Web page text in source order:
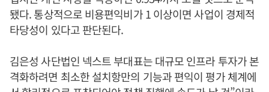
됐다. 통상적으로 비용편익비가 1 이상이면 사업이 경제적
타당성이 있다고 판단된다.
김은성 사단법인 넥스트 부대표는 대규모 인프라 투자가 본
격화하려면 최소한 설치항만의 기능과 편익이 평가 체계에